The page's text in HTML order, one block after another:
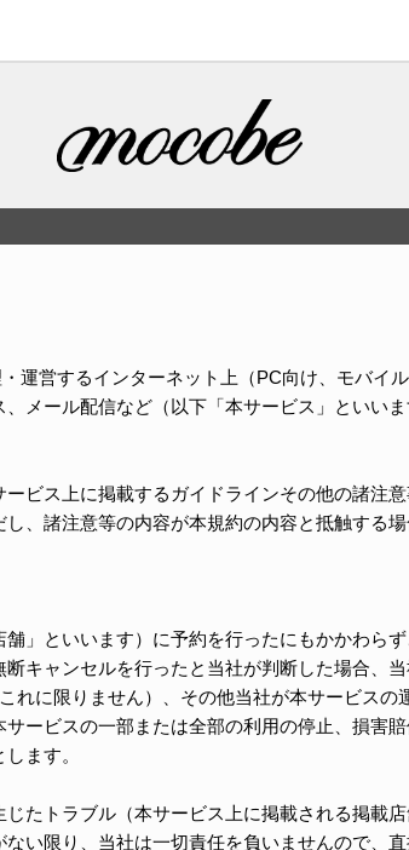
運営するインターネット上（PC向け、モバイ
メール配信など（以下「本サービス」といい
ビス上に掲載するガイドラインその他の諸注
、諸注意等の内容が本規約の内容と抵触する
」といいます）に予約を行ったにもかかわら
キャンセルを行ったと当社が判断した場合、
れに限りません）、その他当社が本サービス
ービスの一部または全部の利用の停止、損害
ます。
たトラブル（本サービス上に掲載される掲載
い限り、当社は一切責任を負いませんので、